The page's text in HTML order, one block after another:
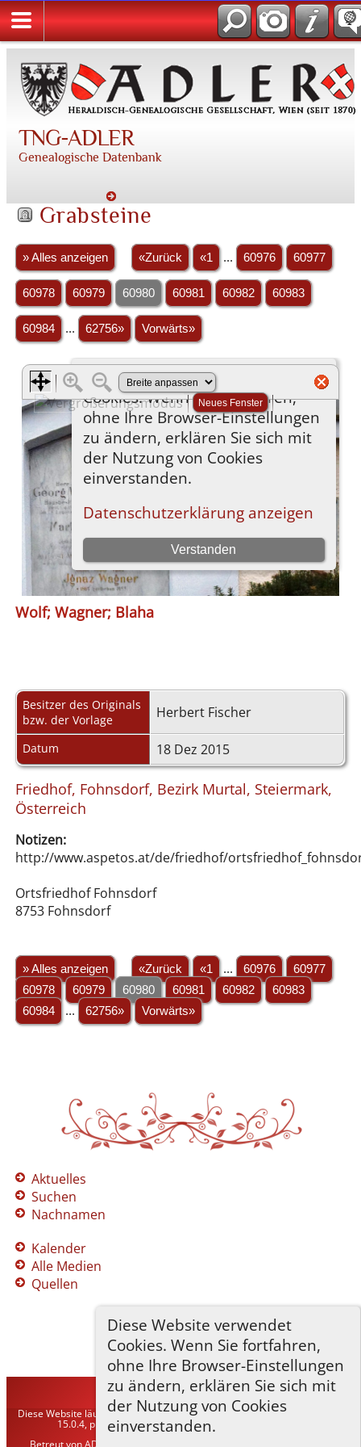
TNG-ADLER
Genealogische Datenbank
Diese Website verwendet
Cookies. Wenn Sie fortfahren,
ohne Ihre Browser-Einstellungen
zu ändern, erklären Sie sich mit
der Nutzung von Cookies
einverstanden.
Grabsteine
» Alles anzeigen «Zurück «1 ... 60976 60977
60978 60979 60980 60981 60982 60983
60984 ... 62756» Vorwärts»
Wolf; Wagner; Blaha
Besitzer des Originals
bzw. der Vorlage
Herbert Fischer
Datum 18 Dez 2015
Friedhof, Fohnsdorf, Bezirk Murtal, Steiermark,
Österreich
Notizen:
http://www.aspetos.at/de/friedhof/
Ortsfriedhof Fohnsdorf
8753 Fohnsdorf
» Alles anzeigen «Zurück «1 ... 60976
60977
60978
60979 60980 60981 60982
60983
60984
... 62756» Vorwärts»
Aktuelles
Suchen
Nachnamen
Kalender
Alle Medien
Quellen
TNG-ADLER©2026
Diese Website läuft mitThe Next Generation of Genealogy Sitebuilding
15.0.4, programmiert von Darrin Lythgoe © 2001-2026.
Betreut vonADLER Heraldisch-Genealogische Gesellschaft, Wien